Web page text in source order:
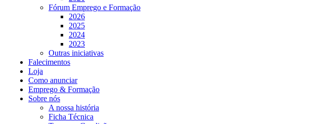
Fórum Emprego e Formação
2026
2025
2024
2023
Outras iniciativas
Falecimentos
Loja
Como anunciar
Emprego & Formação
Sobre nós
A nossa história
Ficha Técnica